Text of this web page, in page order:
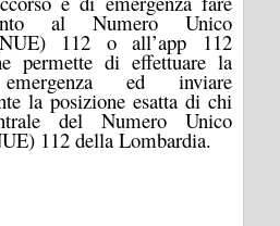
al Numero Unico
112 o all’app 112
permette di effettuare la
ed inviare
la posizione esatta di chi
del Numero Unico
112 della Lombardia.